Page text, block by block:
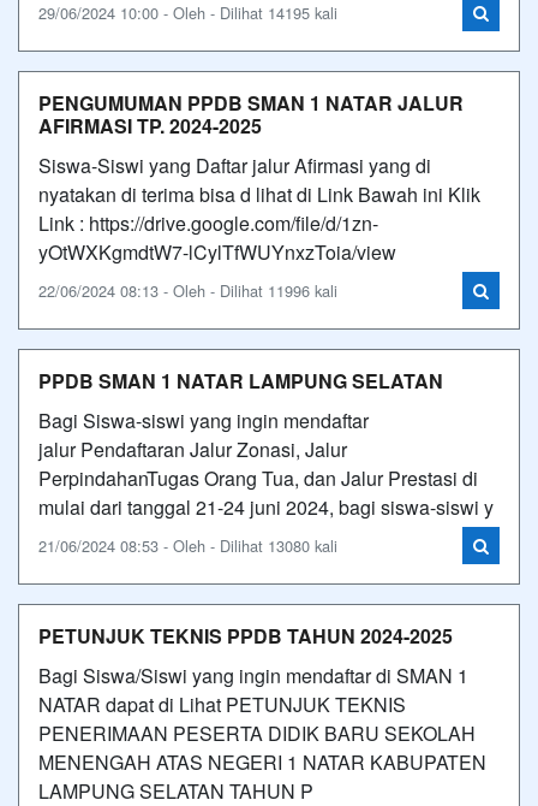
29/06/2024 10:00 - Oleh - Dilihat 14195 kali
PENGUMUMAN PPDB SMAN 1 NATAR JALUR
AFIRMASI TP. 2024-2025
Siswa-Siswi yang Daftar jalur Afirmasi yang di
nyatakan di terima bisa d lihat di Link Bawah ini Klik
Link : https://drive.google.com/file/d/1zn-
yOtWXKgmdtW7-lCylTfWUYnxzToia/view
22/06/2024 08:13 - Oleh - Dilihat 11996 kali
PPDB SMAN 1 NATAR LAMPUNG SELATAN
Bagi Siswa-siswi yang ingin mendaftar
jalur Pendaftaran Jalur Zonasi, Jalur
PerpindahanTugas Orang Tua, dan Jalur Prestasi di
mulai dari tanggal 21-24 juni 2024, bagi siswa-siswi y
21/06/2024 08:53 - Oleh - Dilihat 13080 kali
PETUNJUK TEKNIS PPDB TAHUN 2024-2025
Bagi Siswa/Siswi yang ingin mendaftar di SMAN 1
NATAR dapat di Lihat PETUNJUK TEKNIS
PENERIMAAN PESERTA DIDIK BARU SEKOLAH
MENENGAH ATAS NEGERI 1 NATAR KABUPATEN
LAMPUNG SELATAN TAHUN P